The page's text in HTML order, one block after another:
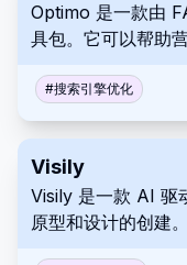
Optimo 是一款由
具包。它可以帮助
间并提高效率。
和电子邮件营销等
#搜索引擎优化
Visily
Visily 是一款 AI 驱
原型和设计的创建